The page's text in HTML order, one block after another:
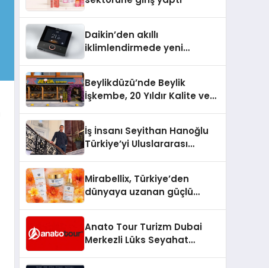
Daikin’den akıllı
iklimlendirmede yeni
Beylikdüzü’nde Beylik
İşkembe, 20 Yıldır Kalite ve
İş İnsanı Seyithan Hanoğlu
Türkiye’yi Uluslararası
Mirabellix, Türkiye’den
dünyaya uzanan güçlü
Anato Tour Turizm Dubai
Merkezli Lüks Seyahat